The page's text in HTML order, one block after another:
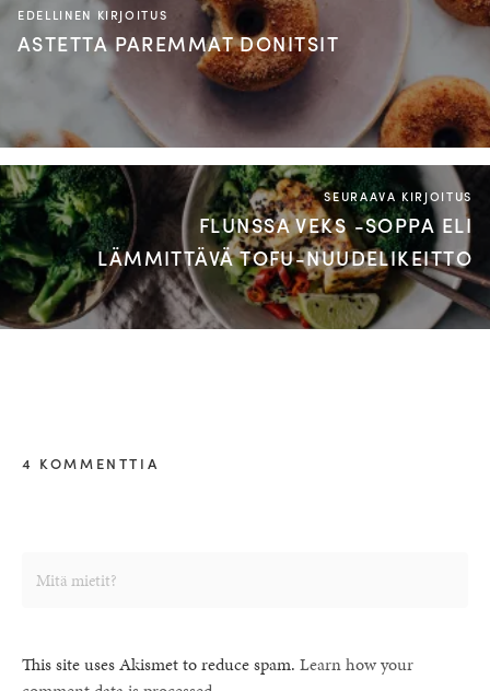
EDELLINEN KIRJOITUS
ASTETTA PAREMMAT DONITSIT
SEURAAVA KIRJOITUS
FLUNSSA VEKS -SOPPA ELI
LÄMMITTÄVÄ TOFU-NUUDELIKEITTO
4 KOMMENTTIA
This site uses Akismet to reduce spam. Learn how your